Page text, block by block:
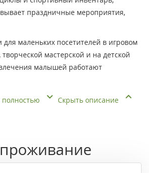
праздничные мероприятия,
для маленьких посетителей в игровом
мастерской и на детской
малышей работают
полностью
Скрыть описание